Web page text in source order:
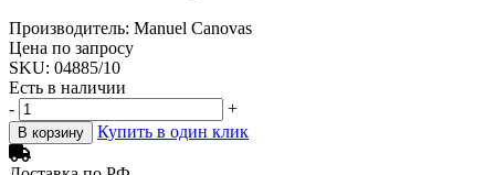
Производитель: Manuel Canovas
Цена по запросу
SKU: 04885/10
Есть в наличии
-
+
В корзину Купить в один клик